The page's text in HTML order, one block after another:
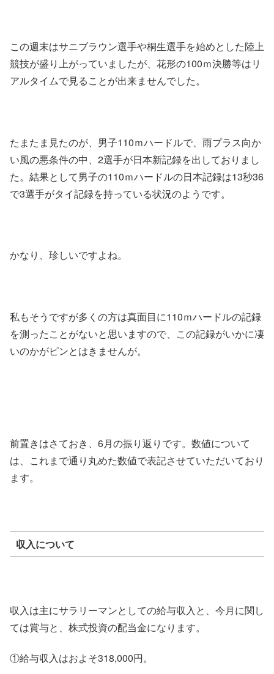
この週末はサニブラウン選手や桐生選手を始めとした陸上
競技が盛り上がっていましたが、花形の100ｍ決勝等はリ
アルタイムで見ることが出来ませんでした。
たまたま見たのが、男子110ｍハードルで、雨プラス向か
い風の悪条件の中、2選手が日本新記録を出しておりまし
た。結果として男子の110ｍハードルの日本記録は13秒36
で3選手がタイ記録を持っている状況のようです。
かなり、珍しいですよね。
私もそうですが多くの方は真面目に110ｍハードルの記録
を測ったことがないと思いますので、この記録がいかに凄
いのかがピンとはきませんが。
前置きはさておき、6月の振り返りです。数値について
は、これまで通り丸めた数値で表記させていただいており
ます。
収入について
収入は主にサラリーマンとしての給与収入と、今月に関し
ては賞与と、株式投資の配当金になります。
①給与収入はおよそ318,000円。